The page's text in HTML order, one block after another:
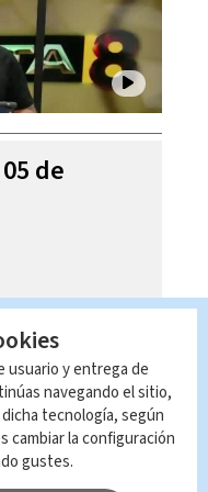
de
usuario y entrega de
navegando el sitio,
tecnología, según
cambiar la configuración
gustes.